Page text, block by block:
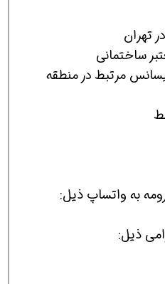
ساختمانی
مرتبط در منطقه
به واتساپ ذیل:
ذیل: